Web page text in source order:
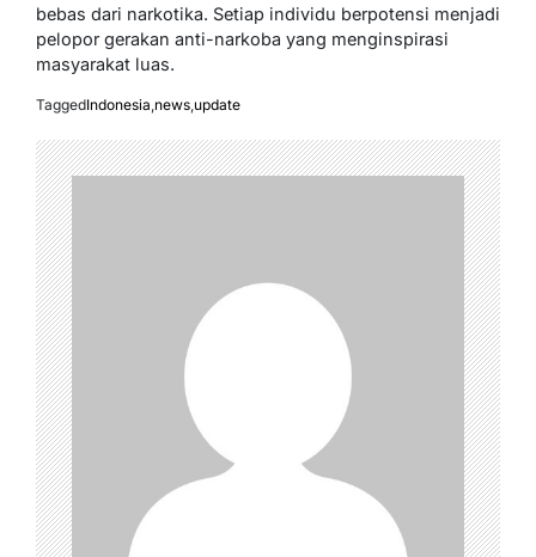
bebas dari narkotika. Setiap individu berpotensi menjadi
pelopor gerakan anti-narkoba yang menginspirasi
masyarakat luas.
TaggedIndonesia news update